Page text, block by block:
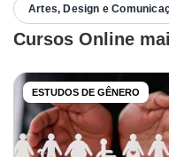
Artes, Design e
Cursos Online
ESTUDOS DE GÊNERO